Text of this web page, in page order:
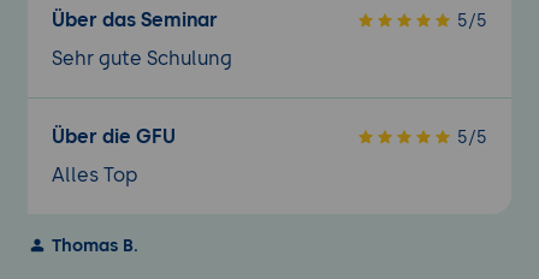
Über das Seminar 5/5
Sehr gute Schulung
Über die GFU 5/5
Alles Top
Thomas B.